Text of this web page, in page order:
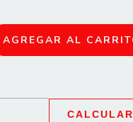
CALCULAR